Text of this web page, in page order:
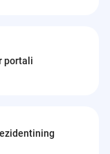
portali